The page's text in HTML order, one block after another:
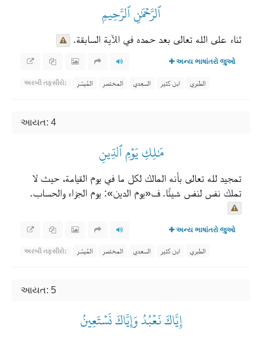
ٱلرَّحۡمَٰنِ ٱلرَّحِيمِ
ثناء على الله تعالى بعد حمده في الآية السابقة.
અન્ય ભાષાંતરો જુઓ
અરબી તફસીરો: المُيسَّر المختصر السعدي ابن كثير الطبري
આયત: 4
مَٰلِكِ يَوۡمِ ٱلدِّينِ
تمجيد لله تعالى بأنه المالك لكل ما في يوم القيامة، حيث لا
تملك نفس لنفس شيئًا. ف«يوم الدين»: يوم الجزاء والحساب.
અન્ય ભાષાંતરો જુઓ
અરબી તફસીરો: المُيسَّر المختصر السعدي ابن كثير الطبري
આયત: 5
إِيَّاكَ نَعۡبُدُ وَإِيَّاكَ نَسۡتَعِينُ